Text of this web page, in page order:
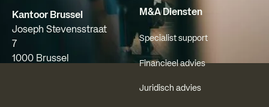
Kantoor Brussel
Joseph Stevensstraat
7
1000 Brussel
M&A Diensten
Specialist support
Financieel advies
Juridisch advies